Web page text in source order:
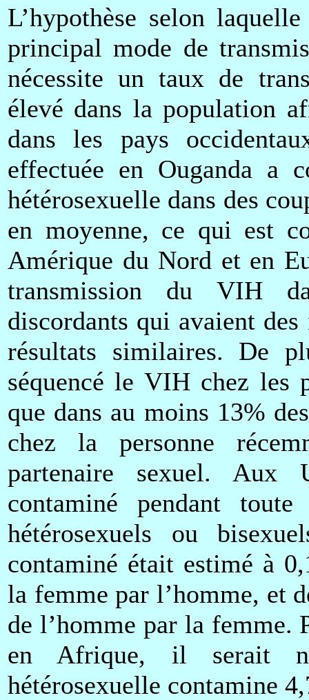
L’hypothèse selon
principal mode de
nécessite un taux de
élevé dans la population
dans les pays
effectuée en Ouganda a
hétérosexuelle dans des
en moyenne, ce qui est
Amérique du Nord et en
transmission du VIH
discordants qui avaient
résultats similaires. De
séquencé le VIH chez les
que dans au moins 13%
chez la personne
partenaire sexuel. Aux
contaminé pendant
hétérosexuels ou
contaminé était estimé à
la femme par l’homme, et
de l’homme par la femme.
en Afrique, il serait
hétérosexuelle contamine